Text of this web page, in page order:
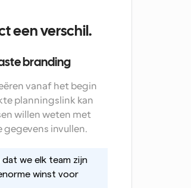
een verschil.
branding
vanaf het begin
planningslink kan
willen weten met
gegevens invullen.
we elk team zijn
winst voor